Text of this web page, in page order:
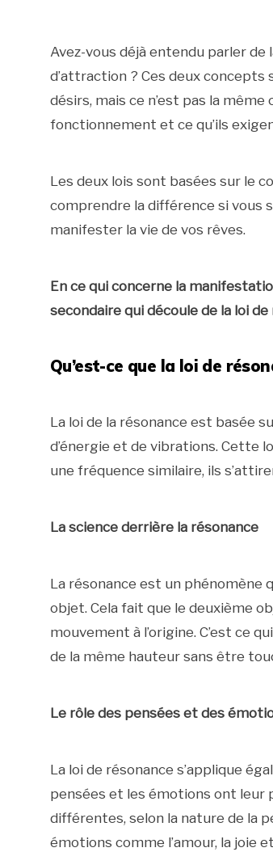
Avez-vous déjà entendu parler
d’attraction ? Ces deux concepts
désirs, mais ce n’est pas la
fonctionnement et ce qu’ils
Les deux lois sont basées sur le
comprendre la différence si vous
manifester la vie de vos rêves.
En ce qui concerne la
secondaire qui découle de la loi de
Qu’est-ce que la loi de
La loi de la résonance est basée
d’énergie et de vibrations. Cette
une fréquence similaire, ils
La science derrière la résonance
La résonance est un phénomène
objet. Cela fait que le deuxième
mouvement à l’origine. C’est ce
de la même hauteur sans être
Le rôle des pensées et des
La loi de résonance s’applique
pensées et les émotions ont leur
différentes, selon la nature de la
émotions comme l’amour, la joie